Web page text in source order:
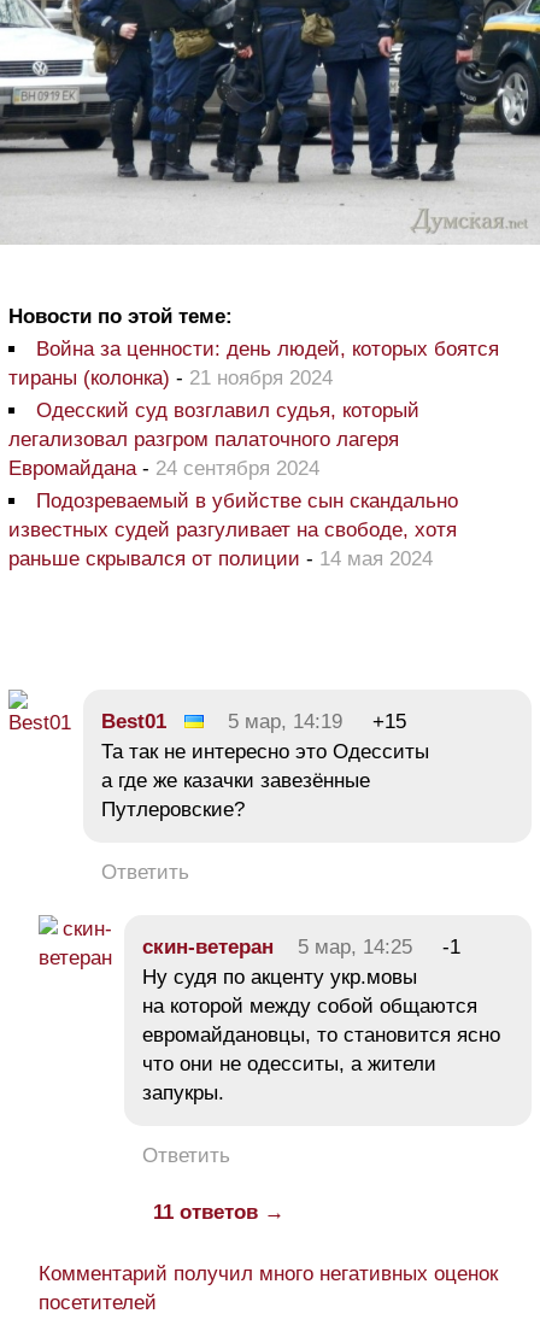
Новости по этой теме:
Война за ценности: день людей, которых боятся
тираны (колонка) - 21 ноября 2024
Одесский суд возглавил судья, который
легализовал разгром палаточного лагеря
Евромайдана - 24 сентября 2024
Подозреваемый в убийстве сын скандально
известных судей разгуливает на свободе, хотя
раньше скрывался от полиции - 14 мая 2024
Best01 5 мар, 14:19
+15
Та так не интересно это Одесситы
а где же казачки завезённые
Путлеровские?
Ответить
скин-ветеран 5 мар, 14:25
-1
Ну судя по акценту укр.мовы
на которой между собой общаются
евромайдановцы, то становится ясно
что они не одесситы, а жители
запукры.
Ответить
11 ответов →
Комментарий получил много негативных оценок
посетителей